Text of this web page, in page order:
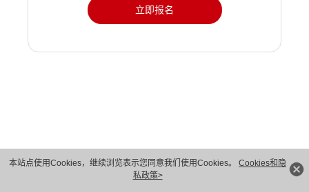
本站点使用Cookies，继续浏览表示您同意我们使用Cookies。 Cookies和隐
私政策>
立即报名
版权所有 © 华为技术有限公司 1998-2026。 保留一切权利。粤A2-20044005号
隐私保护
法律声明